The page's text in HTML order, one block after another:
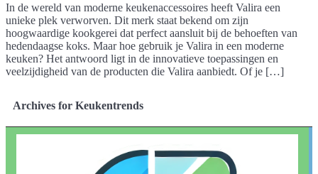
In de wereld van moderne keukenaccessoires heeft Valira een
unieke plek verworven. Dit merk staat bekend om zijn
hoogwaardige kookgerei dat perfect aansluit bij de behoeften van
hedendaagse koks. Maar hoe gebruik je Valira in een moderne
keuken? Het antwoord ligt in de innovatieve toepassingen en
veelzijdigheid van de producten die Valira aanbiedt. Of je […]
Archives for Keukentrends